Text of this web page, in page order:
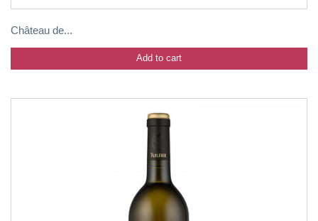
Château de...
Add to cart